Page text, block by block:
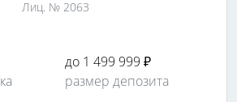
Лиц. № 2063
до 1 499 999 ₽
размер депозита